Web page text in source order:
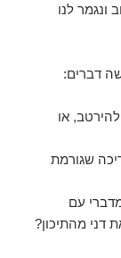
ונגמר לנו
דברים:
או
שגורמת
עם
דני מהתיכון?